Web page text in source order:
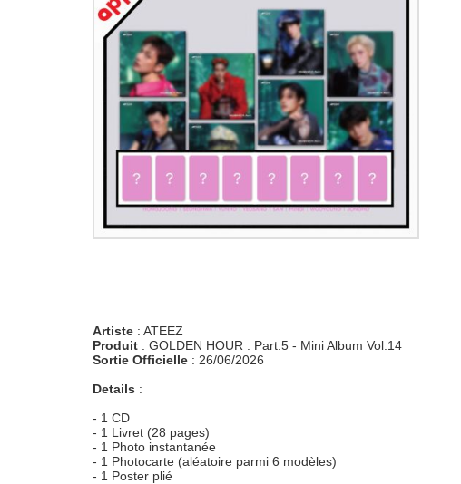
Artiste : ATEEZ
Produit : GOLDEN HOUR : Part.5 - Mini Album Vol.14
Sortie Officielle : 26/06/2026
Details :
- 1 CD
- 1 Livret (28 pages)
- 1 Photo instantanée
- 1 Photocarte (aléatoire parmi 6 modèles)
- 1 Poster plié